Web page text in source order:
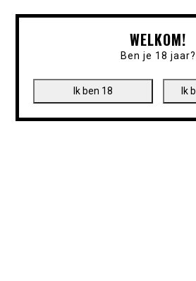
WELKOM!
Ben je 18 jaar?